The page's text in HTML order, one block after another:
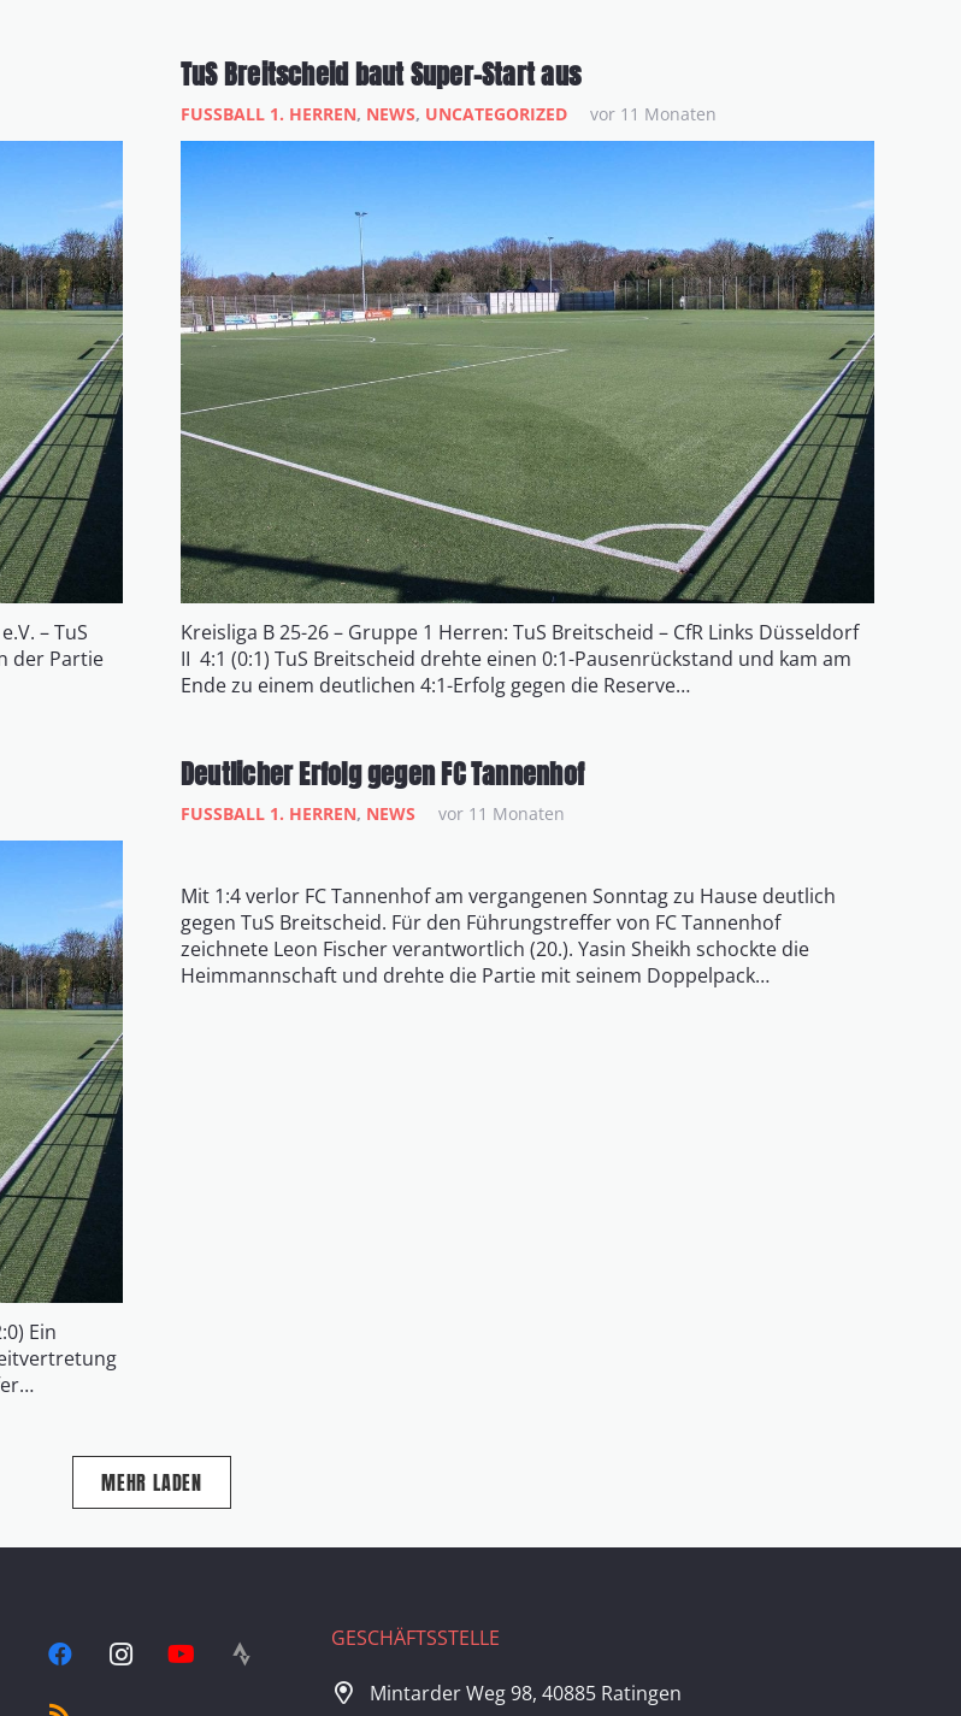
– TuS
der Partie
TuS Breitscheid baut Super-Start aus
FUSSBALL 1. HERREN , NEWS, UNCATEGORIZED vor 11 Monaten
Kreisliga B 25-26 – Gruppe 1 Herren: TuS Breitscheid – CfR Links Düsseldorf
II 4:1 (0:1) TuS Breitscheid drehte einen 0:1-Pausenrückstand und kam am
Ende zu einem deutlichen 4:1-Erfolg gegen die Reserve…
Ein
Deutlicher Erfolg gegen FC Tannenhof
FUSSBALL 1. HERREN , NEWS vor 11 Monaten
Mit 1:4 verlor FC Tannenhof am vergangenen Sonntag zu Hause deutlich
gegen TuS Breitscheid. Für den Führungstreffer von FC Tannenhof
zeichnete Leon Fischer verantwortlich (20.). Yasin Sheikh schockte die
Heimmannschaft und drehte die Partie mit seinem Doppelpack…
MEHR LADEN
GESCHÄFTSSTELLE
Mintarder Weg 98, 40885 Ratingen